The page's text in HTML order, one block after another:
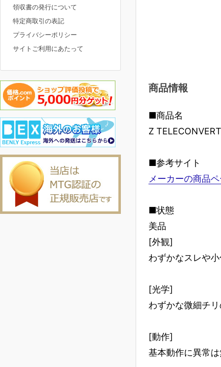
商品情報
■商品名
Z
■参考サイト
メーカーの商品
■状態
美品
[外観]
わずかなスレや
[光学]
わずかな微細チ
[動作]
基本動作に異常
領収書の発行について
特定商取引の表記
プライバシーポリシー
サイトご利用にあたって